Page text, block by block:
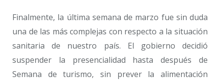
Finalmente, la última semana de marzo fue sin duda
una de las más complejas con respecto a la situación
sanitaria de nuestro país. El gobierno decidió
suspender la presencialidad hasta después de
Semana de turismo, sin prever la alimentación